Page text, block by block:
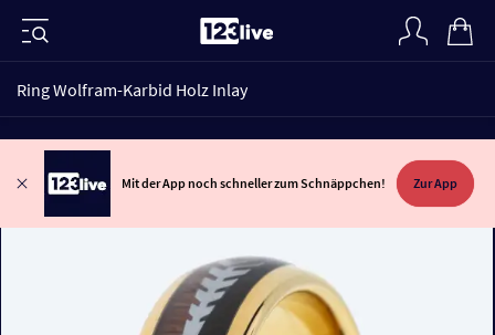
Ring Wolfram-Karbid Holz Inlay
Mit der App noch schneller zum Schnäppchen! Zur App